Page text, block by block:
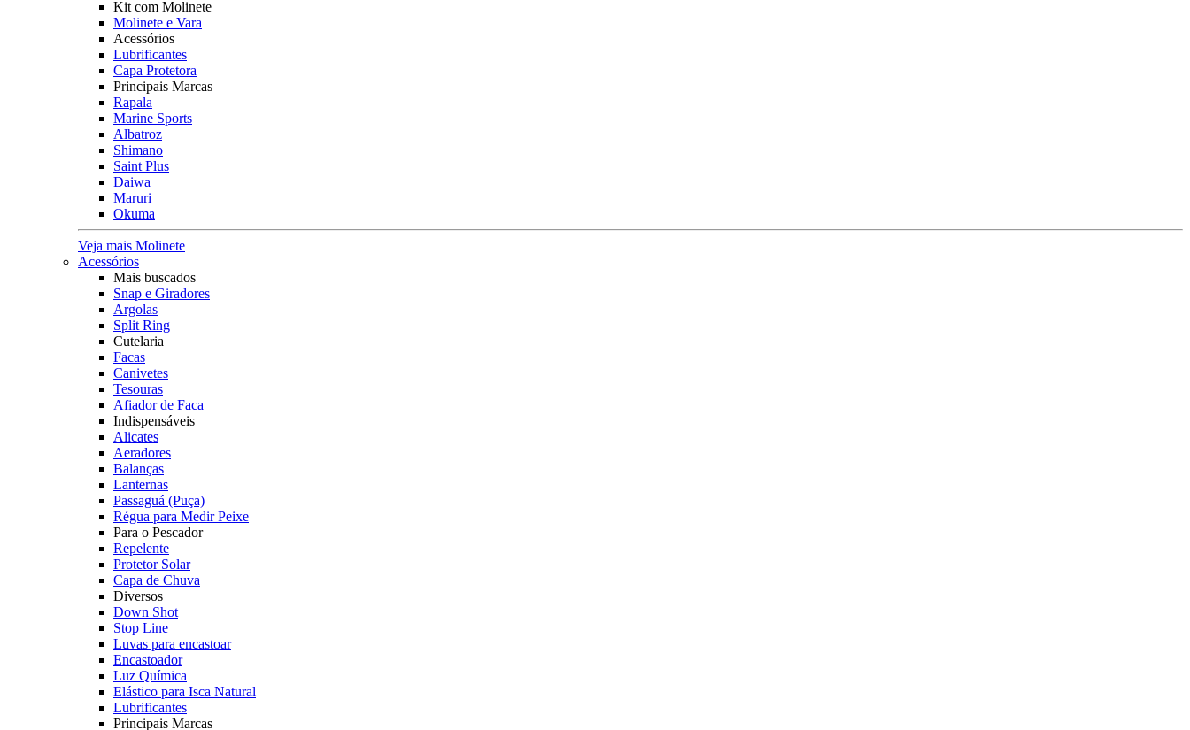
Kit com Molinete
Molinete e Vara
Acessórios
Lubrificantes
Capa Protetora
Principais Marcas
Rapala
Marine Sports
Albatroz
Shimano
Saint Plus
Daiwa
Maruri
Okuma
Veja mais Molinete
Acessórios
Mais buscados
Snap e Giradores
Argolas
Split Ring
Cutelaria
Facas
Canivetes
Tesouras
Afiador de Faca
Indispensáveis
Alicates
Aeradores
Balanças
Lanternas
Passaguá (Puça)
Régua para Medir Peixe
Para o Pescador
Repelente
Protetor Solar
Capa de Chuva
Diversos
Down Shot
Stop Line
Luvas para encastoar
Encastoador
Luz Química
Elástico para Isca Natural
Lubrificantes
Principais Marcas